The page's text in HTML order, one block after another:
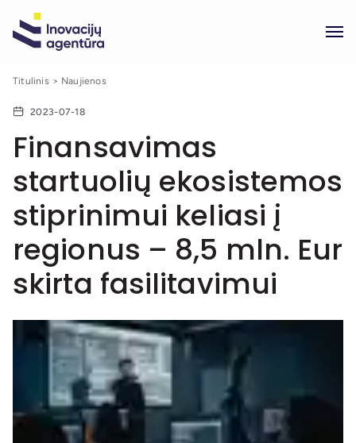
Titulinis Naujienos
2023-07-18
Finansavimas
startuolių ekosistemos
stiprinimui keliasi į
regionus – 8,5 mln. Eur
skirta fasilitavimui